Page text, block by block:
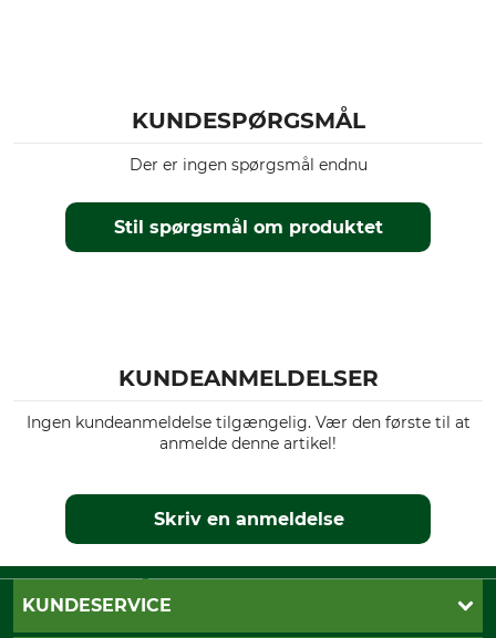
KUNDESPØRGSMÅL
Stil spørgsmål om produktet
Der er ingen spørgsmål endnu
KUNDEANMELDELSER
Ingen kundeanmeldelse tilgængelig. Vær den første til at
anmelde denne artikel!
Skriv en anmeldelse
KUNDESERVICE